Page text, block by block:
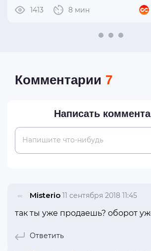
1413 8 мин
Комментарии 7
Написать
Напишите что-нибудь
Misterio 11 сентября 2018 11:45
так ты уже продаешь? оборот
Ответить